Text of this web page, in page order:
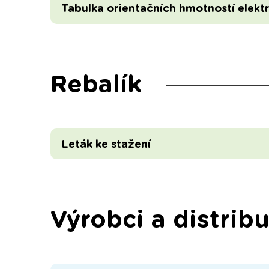
Tabulka orientačních hmotností
Rebalík
Leták ke stažení
Výrobci a